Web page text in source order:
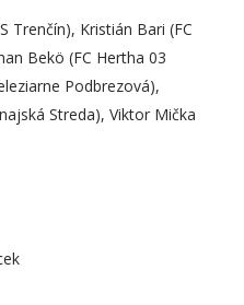
Trenčín), Kristián Bari (FC
Bekö (FC Hertha 03
Podbrezová),
Streda), Viktor Mička